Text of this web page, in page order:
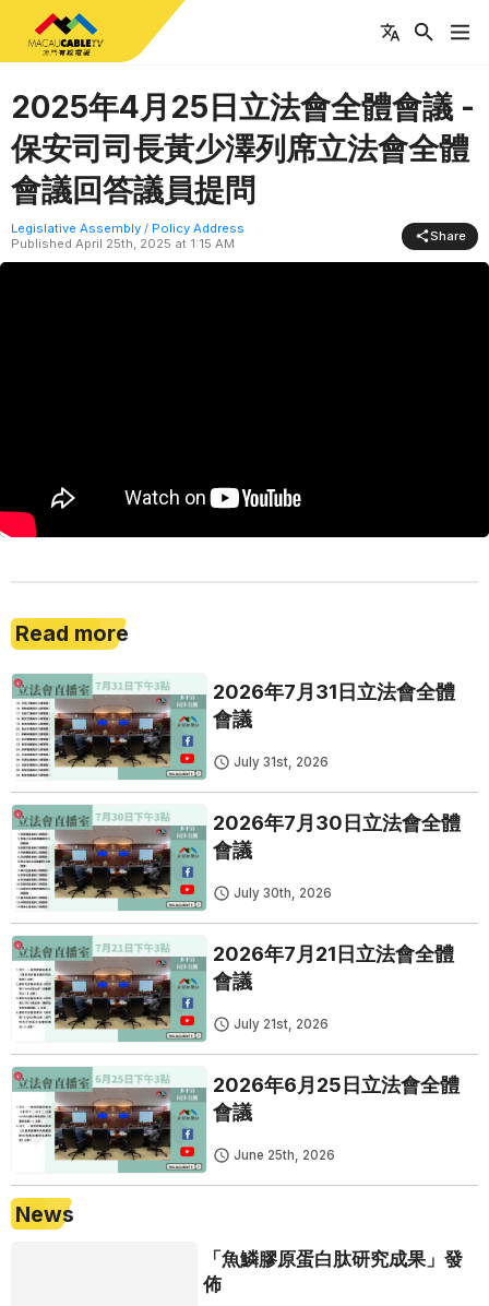
2025年4月25日立法會全體會議 -
保安司司長黃少澤列席立法會全體
會議回答議員提問
Legislative Assembly / Policy Address
Published April 25th, 2025 at 1:15 AM Share
Read more
2026年7月31日立法會全體
會議
July 31st, 2026
2026年7月30日立法會全體
會議
July 30th, 2026
2026年7月21日立法會全體
會議
July 21st, 2026
2026年6月25日立法會全體
會議
June 25th, 2026
News
「魚鱗膠原蛋白肽研究成果」發
佈